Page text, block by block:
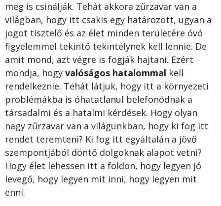
meg is csinálják. Tehát akkora zűrzavar van a
világban, hogy itt csakis egy határozott, ugyan a
jogot tisztelő és az élet minden területére óvó
figyelemmel tekintő tekintélynek kell lennie. De
amit mond, azt végre is fogják hajtani. Ezért
mondja, hogy valóságos hatalommal kell
rendelkeznie. Tehát látjuk, hogy itt a környezeti
problémákba is óhatatlanul belefonódnak a
társadalmi és a hatalmi kérdések. Hogy olyan
nagy zűrzavar van a világunkban, hogy ki fog itt
rendet teremteni? Ki fog itt egyáltalán a jövő
szempontjából döntő dolgoknak alapot vetni?
Hogy élet lehessen itt a földön, hogy legyen jó
levegő, hogy legyen mit inni, hogy legyen mit
enni.